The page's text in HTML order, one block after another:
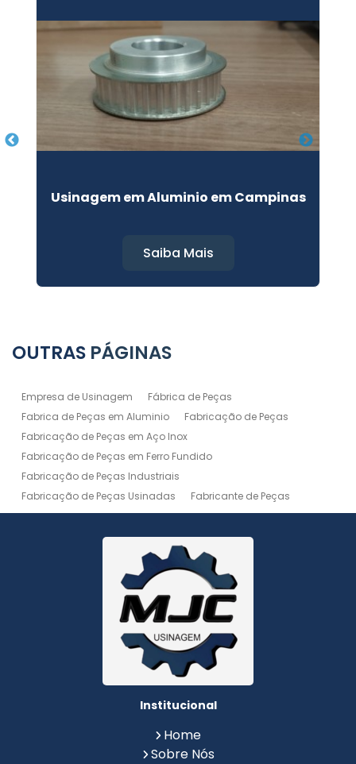
Usinagem em Aluminio em Campinas
Saiba Mais
OUTRAS PÁGINAS
Empresa de Usinagem
Fábrica de Peças
Fabrica de Peças em Aluminio
Fabricação de Peças
Fabricação de Peças em Aço Inox
Fabricação de Peças em Ferro Fundido
Fabricação de Peças Industriais
Fabricação de Peças Usinadas
Fabricante de Peças
Fabricante de Peças de Máquinas
Manutenção de Máquina
Peças Usinadas
Serviço de Soldagem
Serviço de Usinagem
Serviço de Usinagem Pesada
Serviços de Usinagem CNC
Serviços de Usinagem de Peças
Serviços de Usinagem Tornearia e Solda
Usinagem
Usinagem Aluminio
Usinagem de Alta Precisão
Usinagem de Alumínio
Usinagem de Peças em Aço Inox
Usinagem de Peças em Aluminio
Institucional
Home
Sobre Nós